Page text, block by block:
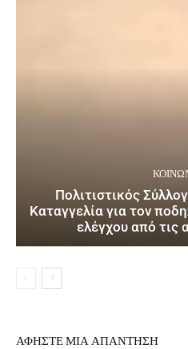
Πολιτιστικός
Καταγγελία για τον
ελέγχου από τις
ΑΦΗΣΤΕ ΜΙΑ ΑΠΑΝΤΗΣΗ